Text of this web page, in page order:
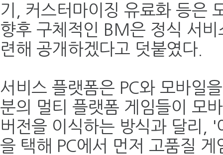
기, 커스터마이징 유료화 등은
향후 구체적인 BM은 정식 서
련해 공개하겠다고 덧붙였다.
서비스 플랫폼은 PC와 모바일
분의 멀티 플랫폼 게임들이 모
버전을 이식하는 방식과 달리,
을 택해 PC에서 먼저 고품질